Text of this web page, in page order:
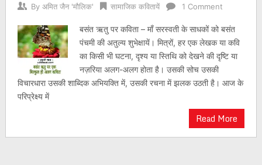
By अमित जैन 'मौलिक' सामाजिक कवितायें 1 Comment
बसंत ऋतु पर कविता – माँ सरस्वती के साधकों को बसंत
पंचमी की अतुल्य शुभेक्षायें। मित्रों, हर एक लेखक या कवि
का किसी भी घटना, दृश्य या स्तिथि को देखने की दृष्टि या
नज़रिया अलग-अलग होता है। उसकी सोच उसकी
विचारधारा उसकी शाब्दिक अभियक्ति में, उसकी रचना में झलक उठती है। आज के
परिप्रेक्ष्य में
Read More